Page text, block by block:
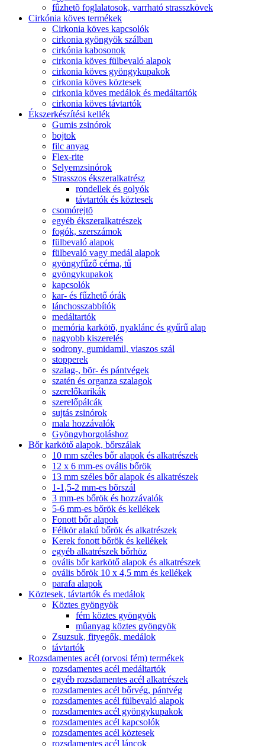
fûzhetõ foglalatosok, varrható strasszkövek
Cirkónia köves termékek
Cirkonia köves kapcsolók
cirkonia gyöngyök szálban
cirkónia kabosonok
cirkonia köves fülbevaló alapok
cirkonia köves gyöngykupakok
cirkonia köves köztesek
cirkonia köves medálok és medáltartók
cirkonia köves távtartók
Ékszerkészítési kellék
Gumis zsinórok
bojtok
filc anyag
Flex-rite
Selyemzsinórok
Strasszos ékszeralkatrész
rondellek és golyók
távtartók és köztesek
csomórejtõ
egyéb ékszeralkatrészek
fogók, szerszámok
fülbevaló alapok
fülbevaló vagy medál alapok
gyöngyfűző cérna, tű
gyöngykupakok
kapcsolók
kar- és fűzhető órák
lánchosszabbítók
medáltartók
memória karkötõ, nyaklánc és gyűrű alap
nagyobb kiszerelés
sodrony, gumidamil, viaszos szál
stopperek
szalag-, bõr- és pántvégek
szatén és organza szalagok
szerelőkarikák
szerelőpálcák
sujtás zsinórok
mala hozzávalók
Gyöngyhorgoláshoz
Bőr karkötő alapok, bőrszálak
10 mm széles bőr alapok és alkatrészek
12 x 6 mm-es ovális bőrök
13 mm széles bőr alapok és alkatrészek
1-1,5-2 mm-es bõrszál
3 mm-es bőrök és hozzávalók
5-6 mm-es bőrök és kellékek
Fonott bőr alapok
Félkör alakú bőrök és alkatrészek
Kerek fonott bőrök és kellékek
egyéb alkatrészek bőrhöz
ovális bőr karkötő alapok és alkatrészek
ovális bőrök 10 x 4,5 mm és kellékek
parafa alapok
Köztesek, távtartók és medálok
Köztes gyöngyök
fém köztes gyöngyök
mûanyag köztes gyöngyök
Zsuzsuk, fityegők, medálok
távtartók
Rozsdamentes acél (orvosi fém) termékek
rozsdamentes acél medáltartók
egyéb rozsdamentes acél alkatrészek
rozsdamentes acél bőrvég, pántvég
rozsdamentes acél fülbevaló alapok
rozsdamentes acél gyöngykupakok
rozsdamentes acél kapcsolók
rozsdamentes acél köztesek
rozsdamentes acél láncok